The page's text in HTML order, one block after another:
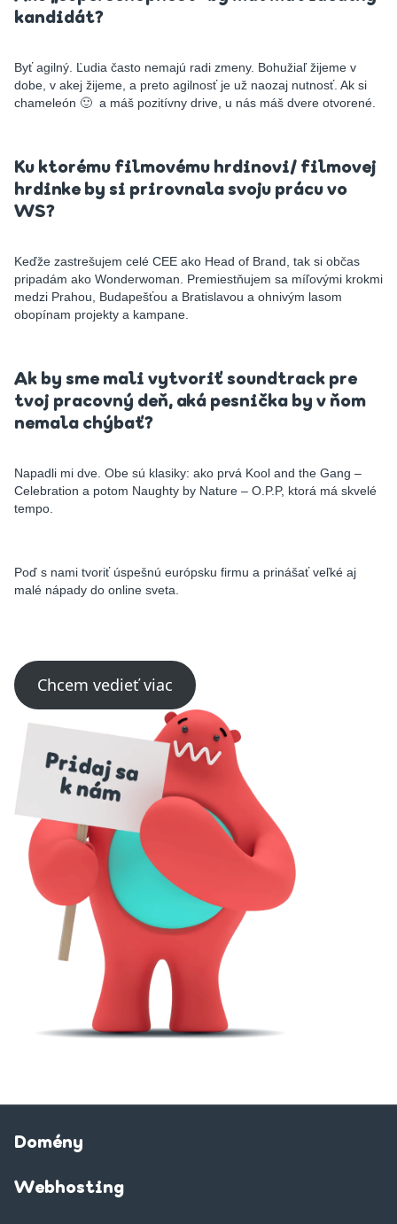
kandidát?
Byť agilný. Ľudia často nemajú radi zmeny. Bohužiaľ žijeme v
dobe, v akej žijeme, a preto agilnosť je už naozaj nutnosť. Ak si
chameleón 🙂 a máš pozitívny drive, u nás máš dvere otvorené.
Ku ktorému filmovému hrdinovi/ filmovej
hrdinke by si prirovnala svoju prácu vo
WS?
Keďže zastrešujem celé CEE ako Head of Brand, tak si občas
pripadám ako Wonderwoman. Premiestňujem sa míľovými krokmi
medzi Prahou, Budapešťou a Bratislavou a ohnivým lasom
obopínam projekty a kampane.
Ak by sme mali vytvoriť soundtrack pre
tvoj pracovný deň, aká pesnička by v ňom
nemala chýbať?
Napadli mi dve. Obe sú klasiky: ako prvá Kool and the Gang –
Celebration a potom Naughty by Nature – O.P.P, ktorá má skvelé
tempo.
Poď s nami tvoriť úspešnú európsku firmu a prinášať veľké aj
malé nápady do online sveta.
Chcem vedieť viac
Domény
Webhosting